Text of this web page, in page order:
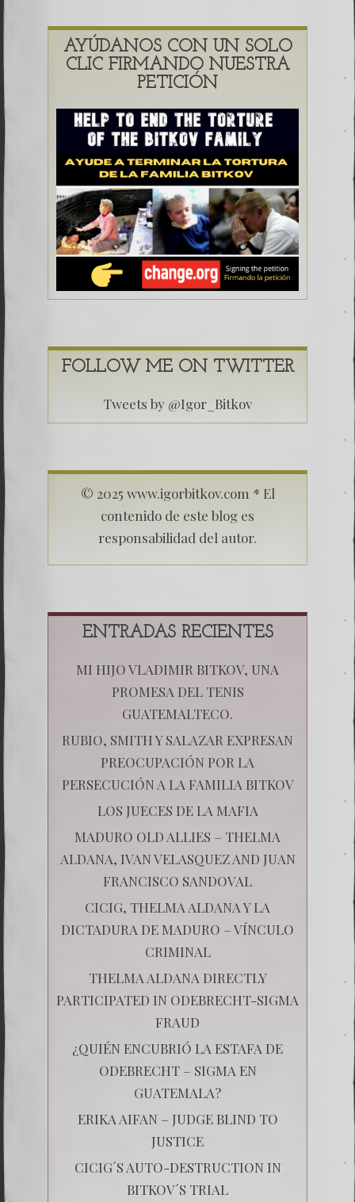
AYÚDANOS CON UN SOLO
CLIC FIRMANDO NUESTRA
PETICIÓN
FOLLOW ME ON TWITTER
Tweets by @Igor_Bitkov
© 2025 www.igorbitkov.com * El
contenido de este blog es
responsabilidad del autor.
ENTRADAS RECIENTES
MI HIJO VLADIMIR BITKOV, UNA
PROMESA DEL TENIS
GUATEMALTECO.
RUBIO, SMITH Y SALAZAR EXPRESAN
PREOCUPACIÓN POR LA
PERSECUCIÓN A LA FAMILIA BITKOV
LOS JUECES DE LA MAFIA
MADURO OLD ALLIES – THELMA
ALDANA, IVAN VELASQUEZ AND JUAN
FRANCISCO SANDOVAL
CICIG, THELMA ALDANA Y LA
DICTADURA DE MADURO – VÍNCULO
CRIMINAL
THELMA ALDANA DIRECTLY
PARTICIPATED IN ODEBRECHT-SIGMA
FRAUD
¿QUIÉN ENCUBRIÓ LA ESTAFA DE
ODEBRECHT – SIGMA EN
GUATEMALA?
ERIKA AIFAN – JUDGE BLIND TO
JUSTICE
CICIG´S AUTO-DESTRUCTION IN
BITKOV´S TRIAL